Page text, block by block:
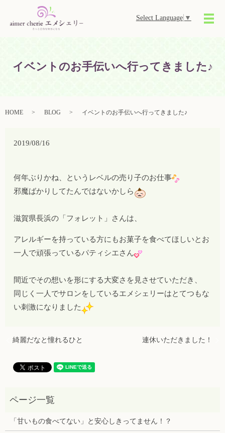
Select Language ▼
メ
イベントのお手伝いへ行ってきました♪
HOME BLOG イベントのお手伝いへ行ってきました♪
2019/08/16
何年ぶりかね、というレベルの売り子のお仕事
邪魔ばかりしてたんではないかしら
滋賀県長浜の「フォレット」さんは、
アレルギーを持っている方にもお菓子を食べてほしいとお
一人で頑張っているパティシエさん
間近でその想いを形にする大変さを見させていただき、
同じく一人でサロンをしているエメシェリーはとてつもな
い刺激になりました
綺麗だなと憧れるひと 連休いただきました！
「甘いもの食べてない」と安心しきってません！？